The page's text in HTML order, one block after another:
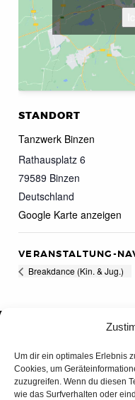
Um dir ein optimales Erlebnis
Cookies, um
zuzugreifen. Wenn du diesen
wie das Surfverhalten oder
STANDORT
Tanzwerk Binzen
Rathausplatz 6
79589 Binzen
Deutschland
Google Karte anzeigen
VERANSTALTUNG-
Breakdance (Kin. & Jug.)